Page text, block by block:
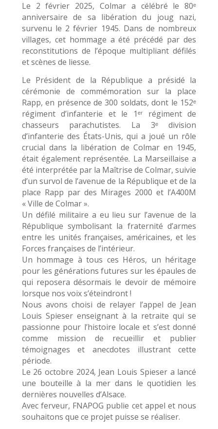
Le 2 février 2025, Colmar a célébré le 80ᵉ
anniversaire de sa libération du joug nazi,
survenu le 2 février 1945. Dans de nombreux
villages, cet hommage a été précédé par des
reconstitutions de l’époque multipliant défilés
et scènes de liesse.
Le Président de la République a présidé la
cérémonie de commémoration sur la place
Rapp, en présence de 300 soldats, dont le 152ᵉ
régiment d’infanterie et le 1ᵉʳ régiment de
chasseurs parachutistes. La 3ᵉ division
d’infanterie des États-Unis, qui a joué un rôle
crucial dans la libération de Colmar en 1945,
était également représentée. La Marseillaise a
été interprétée par la Maîtrise de Colmar, suivie
d’un survol de l’avenue de la République et de la
place Rapp par des Mirages 2000 et l’A400M
« Ville de Colmar ».
Un défilé militaire a eu lieu sur l’avenue de la
République symbolisant la fraternité d’armes
entre les unités françaises, américaines, et les
Forces françaises de l’intérieur.
Un hommage à tous ces Héros, un héritage
pour les générations futures sur les épaules de
qui reposera désormais le devoir de mémoire
lorsque nos voix s’éteindront !
Nous avons choisi de relayer l’appel de Jean
Louis Spieser enseignant à la retraite qui se
passionne pour l’histoire locale et s’est donné
comme mission de recueillir et publier
témoignages et anecdotes illustrant cette
période.
Le 26 octobre 2024, Jean Louis Spieser a lancé
une bouteille à la mer dans le quotidien les
dernières nouvelles d’Alsace.
Avec ferveur, FNAPOG publie cet appel et nous
souhaitons que ce projet puisse se réaliser.